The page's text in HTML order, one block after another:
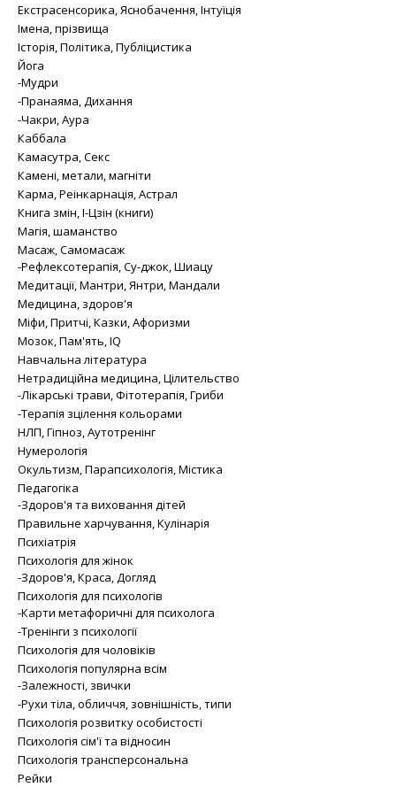
Екстрасенсорика, Яснобачення, Інтуїція
Імена, прізвища
Історія, Політика, Публіцистика
Йога
-Мудри
-Пранаяма, Дихання
-Чакри, Аура
Каббала
Камасутра, Секс
Камені, метали, магніти
Карма, Реінкарнація, Астрал
Книга змін, І-Цзін (книги)
Магія, шаманство
Масаж, Самомасаж
-Рефлексотерапія, Су-джок, Шиацу
Медитації, Мантри, Янтри, Мандали
Медицина, здоров'я
Міфи, Притчі, Казки, Афоризми
Мозок, Пам'ять, IQ
Навчальна література
Нетрадиційна медицина, Цілительство
-Лікарські трави, Фітотерапія, Гриби
-Терапія зцілення кольорами
НЛП, Гіпноз, Аутотренінг
Нумерологія
Окультизм, Парапсихологія, Містика
Педагогіка
-Здоров'я та виховання дітей
Правильне харчування, Кулінарія
Психіатрія
Психологія для жінок
-Здоров'я, Краса, Догляд
Психологія для психологів
-Карти метафоричні для психолога
-Тренінги з психології
Психологія для чоловіків
Психологія популярна всім
-Залежності, звички
-Рухи тіла, обличчя, зовнішність, типи
Психологія розвитку особистості
Психологія сім'ї та відносин
Психологія трансперсональна
Рейки